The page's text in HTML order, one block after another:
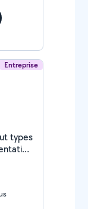
Entreprise
types